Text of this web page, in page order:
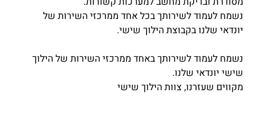
נשמח לעמוד לשירותך בכל אחד ממרכזי השירות של
יונדאי שלנו בקבוצת הילוך שישי.
נשמח לעמוד לשירותך באחד ממרכזי השירות של הילוך
שישי יונדאי שלנו.
מקווים שעזרנו, צוות הילוך שישי